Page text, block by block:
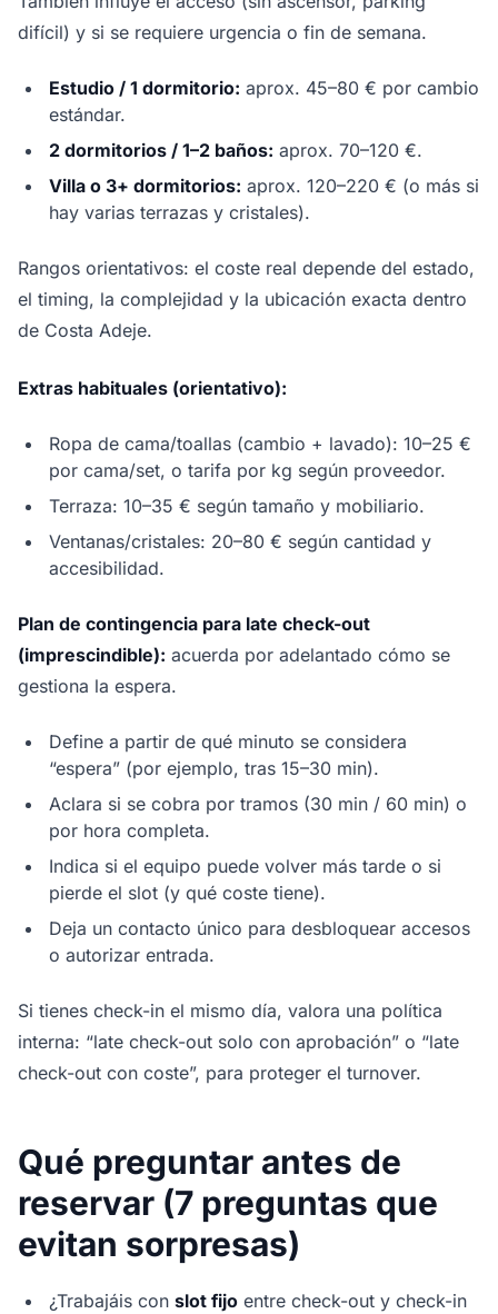
difícil) y si se requiere urgencia o fin de semana.
Estudio / 1 dormitorio: aprox. 45–80 € por cambio
estándar.
2 dormitorios / 1–2 baños: aprox. 70–120 €.
Villa o 3+ dormitorios: aprox. 120–220 € (o más si
hay varias terrazas y cristales).
Rangos orientativos: el coste real depende del estado,
el timing, la complejidad y la ubicación exacta dentro
de Costa Adeje.
Extras habituales (orientativo):
Ropa de cama/toallas (cambio + lavado): 10–25 €
por cama/set, o tarifa por kg según proveedor.
Terraza: 10–35 € según tamaño y mobiliario.
Ventanas/cristales: 20–80 € según cantidad y
accesibilidad.
Plan de contingencia para late check-out
(imprescindible): acuerda por adelantado cómo se
gestiona la espera.
Define a partir de qué minuto se considera
“espera” (por ejemplo, tras 15–30 min).
Aclara si se cobra por tramos (30 min / 60 min) o
por hora completa.
Indica si el equipo puede volver más tarde o si
pierde el slot (y qué coste tiene).
Deja un contacto único para desbloquear accesos
o autorizar entrada.
Si tienes check-in el mismo día, valora una política
interna: “late check-out solo con aprobación” o “late
check-out con coste”, para proteger el turnover.
Qué preguntar antes de
reservar (7 preguntas que
evitan sorpresas)
¿Trabajáis con slot fijo entre check-out y check-in